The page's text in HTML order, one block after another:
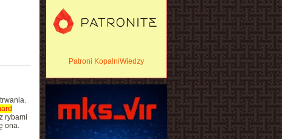
rybami
ona.
Patroni KopalniWiedzy